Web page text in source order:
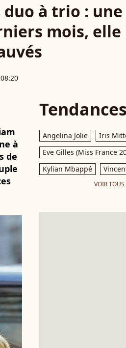
à trio :
mois, elle
à
de
Tendances
Angelina Jolie Iris
Eve Gilles (Miss France
Kylian Mbappé
VOIR TOUS